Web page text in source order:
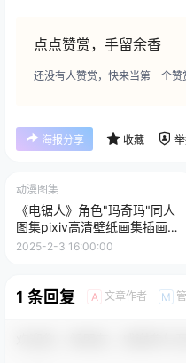
点点赞赏，手留余香
还没有人赞赏，快来当第一个赞
海报分享 收藏
动漫图集
《电锯人》角色"玛奇玛"同人
图集pixiv高清壁纸画集插画相
关图片素材
2025-2-3 16:00:00
1 条回复 A 文章作者 M